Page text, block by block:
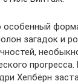
особенный
загадок и
Хепбёрн